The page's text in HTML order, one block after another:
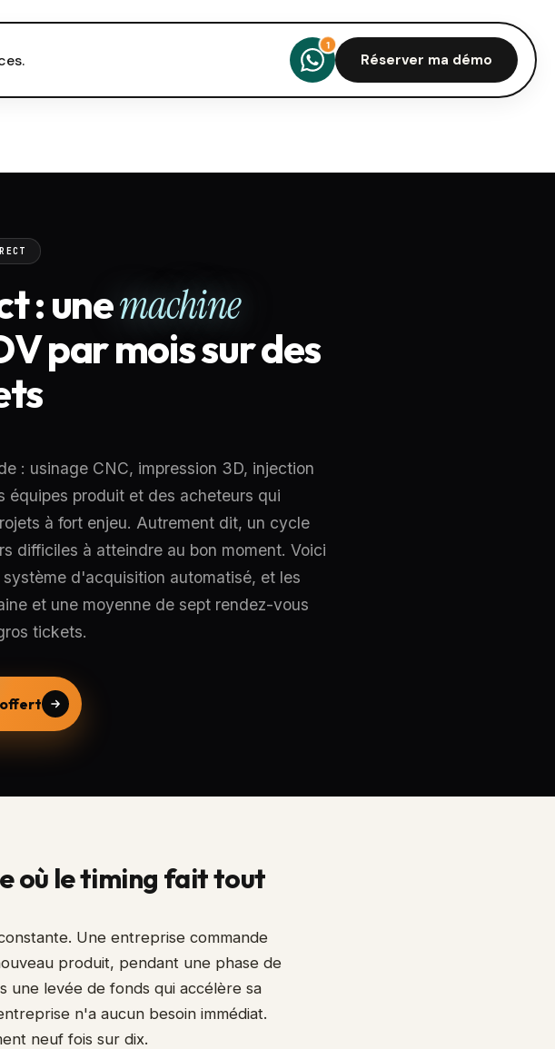
Réserver ma démo
: unemachine
par mois sur des
: usinage CNC, impression 3D, injection
équipes produit et des acheteurs qui
à fort enjeu. Autrement dit, un cycle
difficiles à atteindre au bon moment. Voici
d'acquisition automatisé, et les
et une moyenne de sept rendez-vous
tickets.
où le timing fait tout
Une entreprise commande
produit, pendant une phase de
levée de fonds qui accélère sa
n'a aucun besoin immédiat.
neuf fois sur dix.